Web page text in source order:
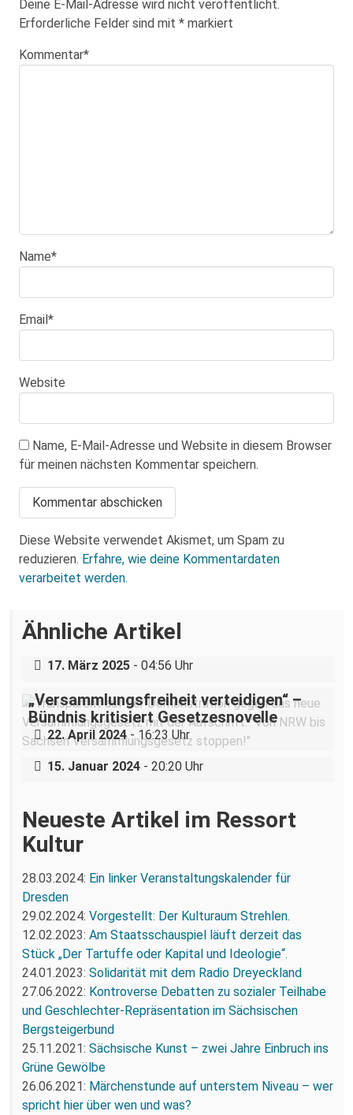
Deine E-Mail-Adresse wird nicht veröffentlicht.
Erforderliche Felder sind mit * markiert
Kommentar*
Name*
Email*
Website
Name, E-Mail-Adresse und Website in diesem Browser
für meinen nächsten Kommentar speichern.
Diese Website verwendet Akismet, um Spam zu
reduzieren. Erfahre, wie deine Kommentardaten
verarbeitet werden.
Ähnliche Artikel
Holocaustgedenktag in Coswig bei
17. März 2025 - 04:56 Uhr
„Versammlungsfreiheit verteidigen“ –
Bündnis kritisiert Gesetzesnovelle
22. April 2024 - 16:23 Uhr
Status quo: Eine Rückschau auf die Idee
#wirstreiken im Landtagswahlkampf
2019
15. Januar 2024 - 20:20 Uhr
Neueste Artikel im Ressort
Kultur
28.03.2024: Ein linker Veranstaltungskalender für
Dresden
29.02.2024: Vorgestellt: Der Kulturaum Strehlen.
12.02.2023: Am Staatsschauspiel läuft derzeit das
Stück „Der Tartuffe oder Kapital und Ideologie“.
24.01.2023: Solidarität mit dem Radio Dreyeckland
27.06.2022: Kontroverse Debatten zu sozialer Teilhabe
und Geschlechter-Repräsentation im Sächsischen
Bergsteigerbund
25.11.2021: Sächsische Kunst – zwei Jahre Einbruch ins
Grüne Gewölbe
26.06.2021: Märchenstunde auf unterstem Niveau – wer
spricht hier über wen und was?